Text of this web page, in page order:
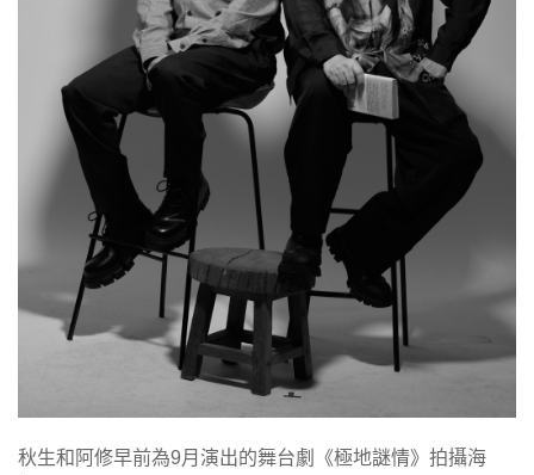
秋生和阿修早前為9月演出的舞台劇《極地謎情》拍攝海